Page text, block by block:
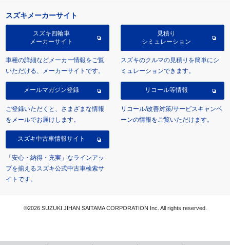
スズキメーカーサイト
スズキ四輪車
メーカーサイト
車種の詳細などメーカー情報をご覧
いただける、メーカーサイトです。
見積り
シミュレーション
スズキのクルマの見積りを簡単にシ
ミュレーションできます。
メールマガジン登録
ご登録いただくと、さまざまな情報
をメールでお届けします。
リコール等情報
リコール/改善対策/サービスキャンペ
ーンの情報をご覧いただけます。
スズキ中古車情報サイト
「安心・納得・充実」なラインアッ
プを揃えるスズキ公式中古車検索サ
イトです。
©2026 SUZUKI JIHAN SAITAMA CORPORATION Inc. All rights reserved.